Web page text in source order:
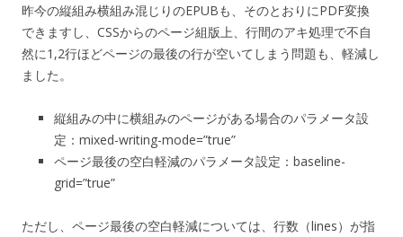
昨今の縦組み横組み混じりのEPUBも、そのとおりにPDF変換
できますし、CSSからのページ組版上、行間のアキ処理で不自
然に1,2行ほどページの最後の行が空いてしまう問題も、軽減し
ました。
縦組みの中に横組みのページがある場合のパラメータ設
定：mixed-writing-mode=”true”
ページ最後の空白軽減のパラメータ設定：baseline-
grid=”true”
ただし、ページ最後の空白軽減については、行数（lines）が指